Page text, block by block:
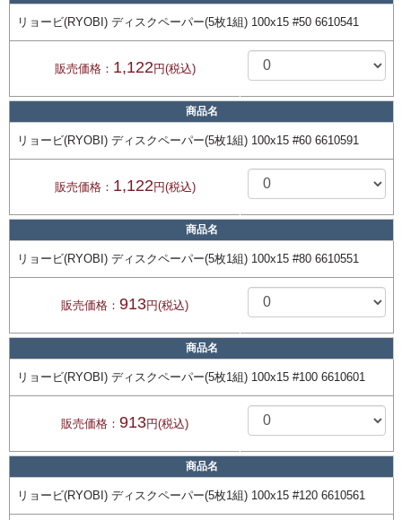
リョービ(RYOBI) ディスクペーパー(5枚1組) 100x15 #50 6610541
販売価格： 1,122 円(税込)
商品名
リョービ(RYOBI) ディスクペーパー(5枚1組) 100x15 #60 6610591
販売価格： 1,122 円(税込)
商品名
リョービ(RYOBI) ディスクペーパー(5枚1組) 100x15 #80 6610551
販売価格： 913円(税込)
商品名
リョービ(RYOBI) ディスクペーパー(5枚1組) 100x15 #100 6610601
販売価格： 913円(税込)
商品名
リョービ(RYOBI) ディスクペーパー(5枚1組) 100x15 #120 6610561